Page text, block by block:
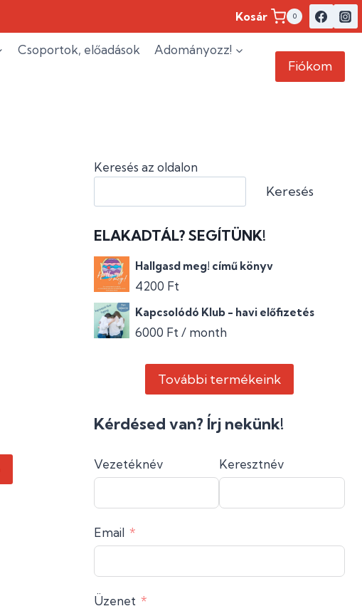
Kosár 0
Csoportok, előadások Adományozz!
Fiókom
Keresés az oldalon
Keresés
ELAKADTÁL? SEGÍTÜNK!
Hallgasd meg! című könyv
4200 Ft
Kapcsolódó Klub - havi előfizetés
6000 Ft / month
További termékeink
Kérdésed van? Írj nekünk!
Vezetéknév Keresztnév
Email
Üzenet